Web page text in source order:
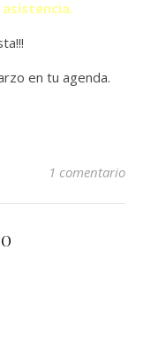
en tu agenda.
1 comentario